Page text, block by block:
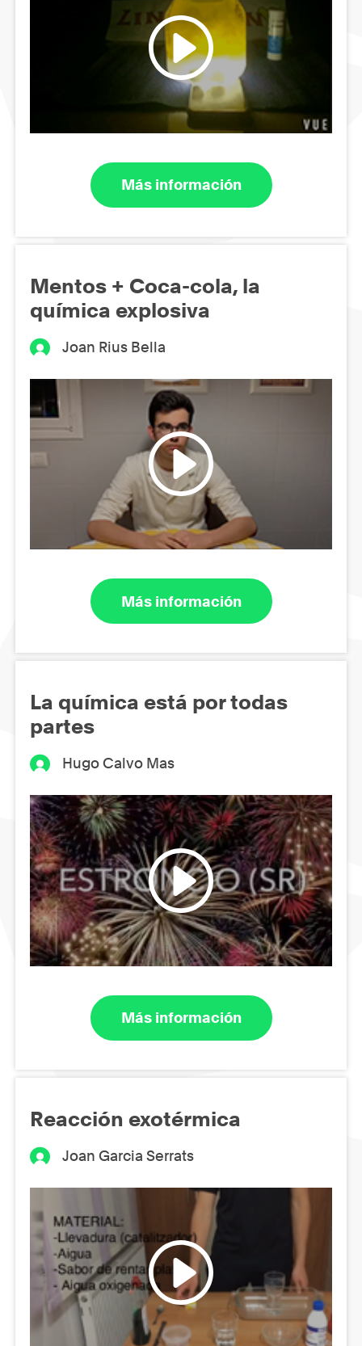
Más información
Mentos + Coca-cola, la
química explosiva
Joan Rius Bella
Más información
La química está por todas
partes
Hugo Calvo Mas
Más información
Reacción exotérmica
Joan Garcia Serrats